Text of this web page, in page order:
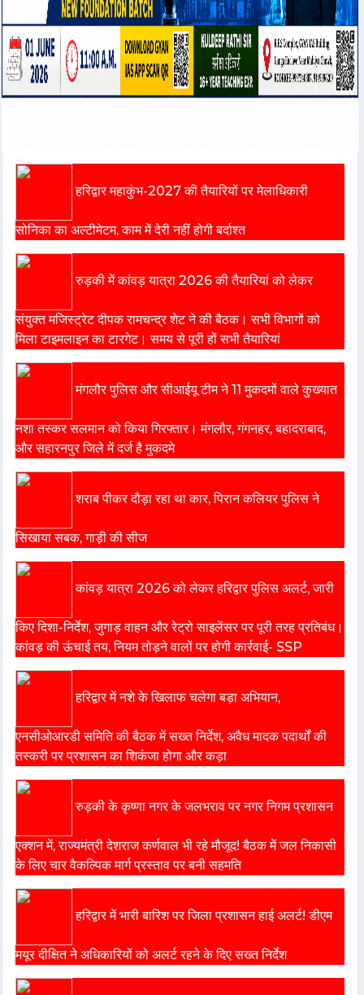
हरिद्वार महाकुंभ-2027 की तैयारियों पर मेलाधिकारी
सोनिका का अल्टीमेटम, काम में देरी नहीं होगी बर्दाश्त
रुड़की में कांवड़ यात्रा 2026 की तैयारियां को लेकर
संयुक्त मजिस्ट्रेट दीपक रामचन्द्र शेट ने की बैठक। सभी विभागों को
मिला टाइमलाइन का टारगेट। समय से पूरी हों सभी तैयारियां
मंगलौर पुलिस और सीआईयू टीम ने 11 मुकदमों वाले कुख्यात
नशा तस्कर सलमान को किया गिरफ्तार। मंगलौर, गंगनहर, बहादराबाद,
और सहारनपुर जिले में दर्ज है मुकदमे
शराब पीकर दौड़ा रहा था कार, पिरान कलियर पुलिस ने
सिखाया सबक, गाड़ी की सीज
कांवड़ यात्रा 2026 को लेकर हरिद्वार पुलिस अलर्ट, जारी
किए दिशा-निर्देश, जुगाड़ वाहन और रेट्रो साइलेंसर पर पूरी तरह प्रतिबंध।
कांवड़ की ऊंचाई तय, नियम तोड़ने वालों पर होगी कार्रवाई- SSP
हरिद्वार में नशे के खिलाफ चलेगा बड़ा अभियान,
एनसीओआरडी समिति की बैठक में सख्त निर्देश, अवैध मादक पदार्थों की
तस्करी पर प्रशासन का शिकंजा होगा और कड़ा
रुड़की के कृष्णा नगर के जलभराव पर नगर निगम प्रशासन
एक्शन में, राज्यमंत्री देशराज कर्णवाल भी रहे मौजूद! बैठक में जल निकासी
के लिए चार वैकल्पिक मार्ग प्रस्ताव पर बनी सहमति
हरिद्वार में भारी बारिश पर जिला प्रशासन हाई अलर्ट! डीएम
मयूर दीक्षित ने अधिकारियों को अलर्ट रहने के दिए सख्त निर्देश